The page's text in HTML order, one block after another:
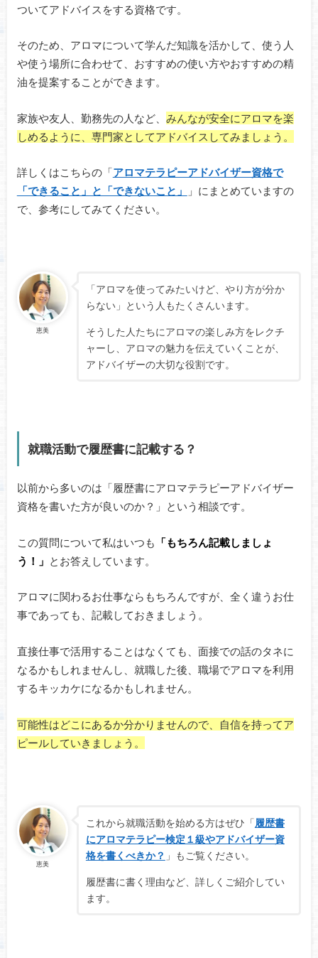
ついてアドバイスをする資格です。
そのため、アロマについて学んだ知識を活かして、使う人
や使う場所に合わせて、おすすめの使い方やおすすめの精
油を提案することができます。
家族や友人、勤務先の人など、 みんなが安全にアロマを楽
しめるように、専門家としてアドバイスしてみましょう。
詳しくはこちらの「アロマテラピーアドバイザー資格で
「できること」と「できないこと」
」にまとめていますの
で、参考にしてみてください。
恵美
「アロマを使ってみたいけど、やり方が分か
らない」という人もたくさんいます。
そうした人たちにアロマの楽しみ方をレクチ
ャーし、アロマの魅力を伝えていくことが、
アドバイザーの大切な役割です。
就職活動で履歴書に記載する？
以前から多いのは「履歴書にアロマテラピーアドバイザー
資格を書いた方が良いのか？」という相談です。
この質問について私はいつも 「もちろん記載しましょ
う！」 とお答えしています。
アロマに関わるお仕事ならもちろんですが、全く違うお仕
事であっても、記載しておきましょう。
直接仕事で活用することはなくても、面接での話のタネに
なるかもしれませんし、就職した後、職場でアロマを利用
するキッカケになるかもしれません。
可能性はどこにあるか分かりませんので、自信を持ってア
ピールしていきましょう。
恵美
これから就職活動を始める方はぜひ「履歴書
にアロマテラピー検定１級やアドバイザー資
格を書くべきか？ 」もご覧ください。
履歴書に書く理由など、詳しくご紹介してい
ます。